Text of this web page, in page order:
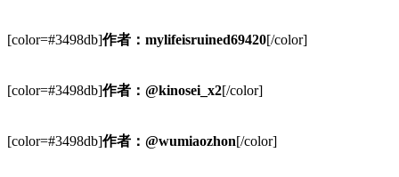
[color=#3498db]作者：mylifeisruined69420[/color]
[color=#3498db]作者：@kinosei_x2[/color]
[color=#3498db]作者：@wumiaozhon[/color]